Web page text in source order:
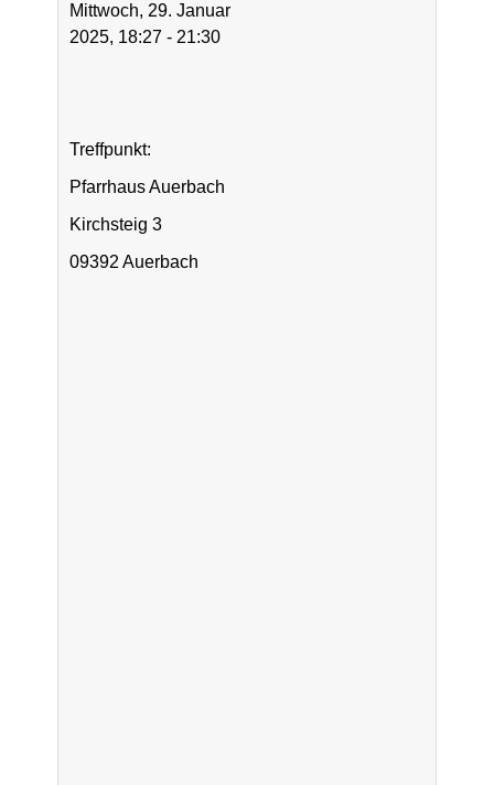
Mittwoch, 29. Januar
2025, 18:27 - 21:30
Treffpunkt:
Pfarrhaus Auerbach
Kirchsteig 3
09392 Auerbach